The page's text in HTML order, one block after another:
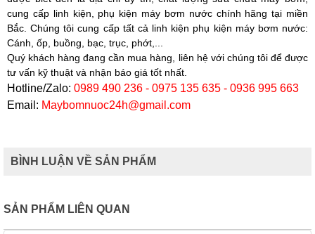
cung cấp linh kiện, phụ kiện máy bơm nước chính hãng tại miền
Bắc. Chúng tôi cung cấp tất cả linh kiện phụ kiện máy bơm nước:
Cánh, ốp, buồng, bạc, trục, phớt,...
Quý khách hàng đang cần mua hàng, liên hệ với chúng tôi để được
tư vấn kỹ thuật và nhận báo giá tốt nhất.
Hotline/Zalo: 0989 490 236 - 0975 135 635 - 0936 995 663
Email: Maybomnuoc24h@gmail.com
BÌNH LUẬN VỀ SẢN PHẨM
SẢN PHẨM LIÊN QUAN